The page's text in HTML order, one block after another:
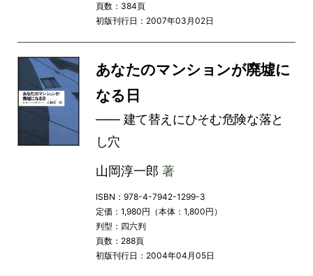
頁数：384頁
初版刊行日：2007年03月02日
あなたのマンションが廃墟に
なる日
―― 建て替えにひそむ危険な落と
し穴
山岡淳一郎 著
ISBN：978-4-7942-1299-3
定価：1,980円（本体：1,800円）
判型：四六判
頁数：288頁
初版刊行日：2004年04月05日